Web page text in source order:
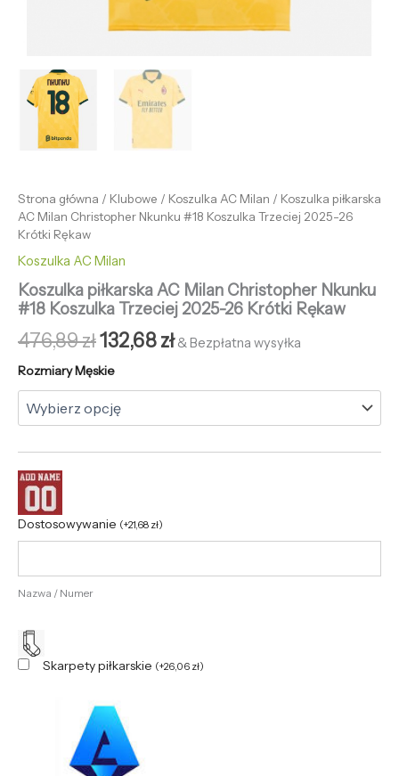
Strona główna / Klubowe / Koszulka AC Milan / Koszulka piłkarska
AC Milan Christopher Nkunku #18 Koszulka Trzeciej 2025-26
Krótki Rękaw
Koszulka AC Milan
Koszulka piłkarska AC Milan Christopher Nkunku
#18 Koszulka Trzeciej 2025-26 Krótki Rękaw
476,89zł132,68zł & Bezpłatna wysyłka
Rozmiary Męskie
Dostosowywanie (+21,68 zł)
Nazwa / Numer
Skarpety piłkarskie (+26,06 zł)